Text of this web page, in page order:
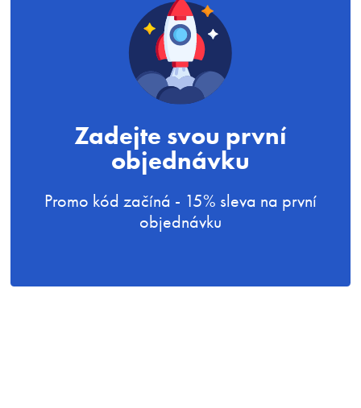
Zadejte svou první
objednávku
Promo kód začíná - 15% sleva na první
objednávku